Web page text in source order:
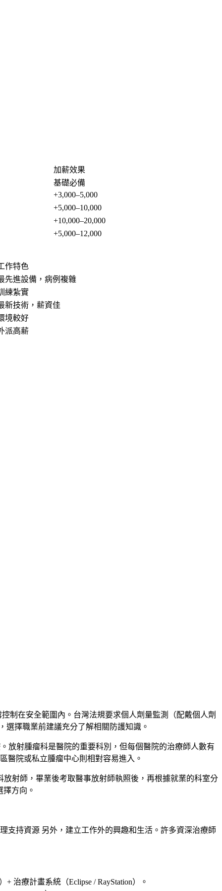
加薪效果
基礎必備
+3,000–5,000
+5,000–10,000
+10,000–20,000
+5,000–12,000
作特色
先進設備，病例複雜
練紮實
新技術，薪資佳
境較好
派高薪
制在安全範圍內。台灣法規要求個人劑量監測（配戴個人劑
選擇職業前建議充分了解相關防護知識。
放射腫瘤科是醫院的重要科別，但每個醫院的治療師人數有
醫院或私立腫瘤中心則相對容易進入。
射師，畢業後考取醫事放射師執照後，再根據就業的科室分
方向。
支持資源 另外，建立工作外的興趣和生活。許多資深治療師
治療計畫系統（Eclipse / RayStation）。